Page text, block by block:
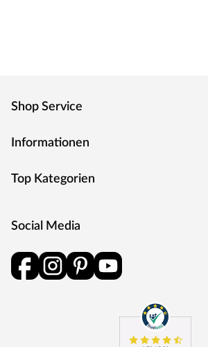
Shop Service
Informationen
Top Kategorien
Social Media